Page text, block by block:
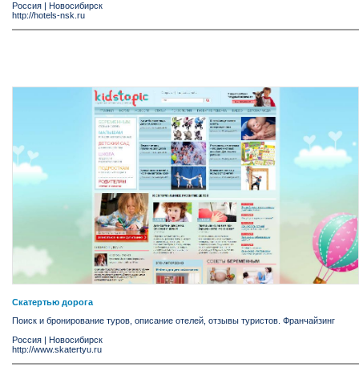
Россия
Новосибирск
http://hotels-nsk.ru
Скатертью дорога
Поиск и бронирование туров, описание отелей, отзывы туристов. Франчайзинг
Россия
Новосибирск
http://www.skatertyu.ru